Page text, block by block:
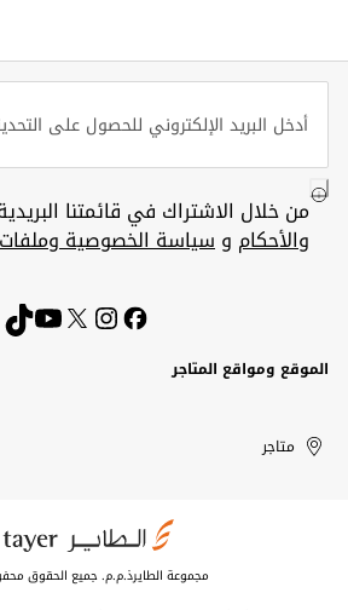
من خلال الاشتراك في قائمتنا
والأحكام وسياسة الخصوصية وملفات
الموقع ومواقع المتاجر
United
Arab
Kuwait
الإمارات
العربية
الكويت
متاجر
مجموعة الطايرذ.م.م. جميع الحقوق محفوظة